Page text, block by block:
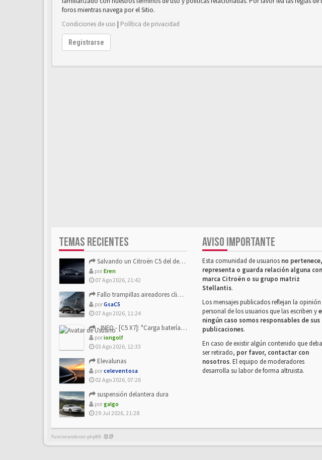
foros mientras navega por el Sitio.
Condiciones de uso | Política de privacidad
Registrarse
TEMAS RECIENTES
Salvando un Citroën C5 del desguace: Presentación y seguimiento
porEren
07 Ago 2026, 21:42
Fallo trampillas aireadores climatizador
porGsaC5
07 Ago 2026, 11:24
- INFO - [C5 X7]: "Carga batería o alimentación eléctri...
poriongolf
03 Ago 2026, 12:33
Elevalunas
porceleventosa
02 Ago 2026, 07:26
suspensión delantera dura
porgalgo
29 Jul 2026, 21:28
AVISO IMPORTANTE
Esta comunidad de usuarios no pertenece,
representa o guarda relación alguna
marca Citroën o su grupo matriz
Stellantis.
Los mensajes publicados reflejan la opinión
personal de los usuarios que las escriben y
ningún caso somos responsables de sus
publicaciones.
En caso de existir algún contenido que deba
ser retirado, por favor, contactar con
nosotros. El equipo de moderadores
desarrolla su labor de forma altruista.
Funcionando con phpBB -